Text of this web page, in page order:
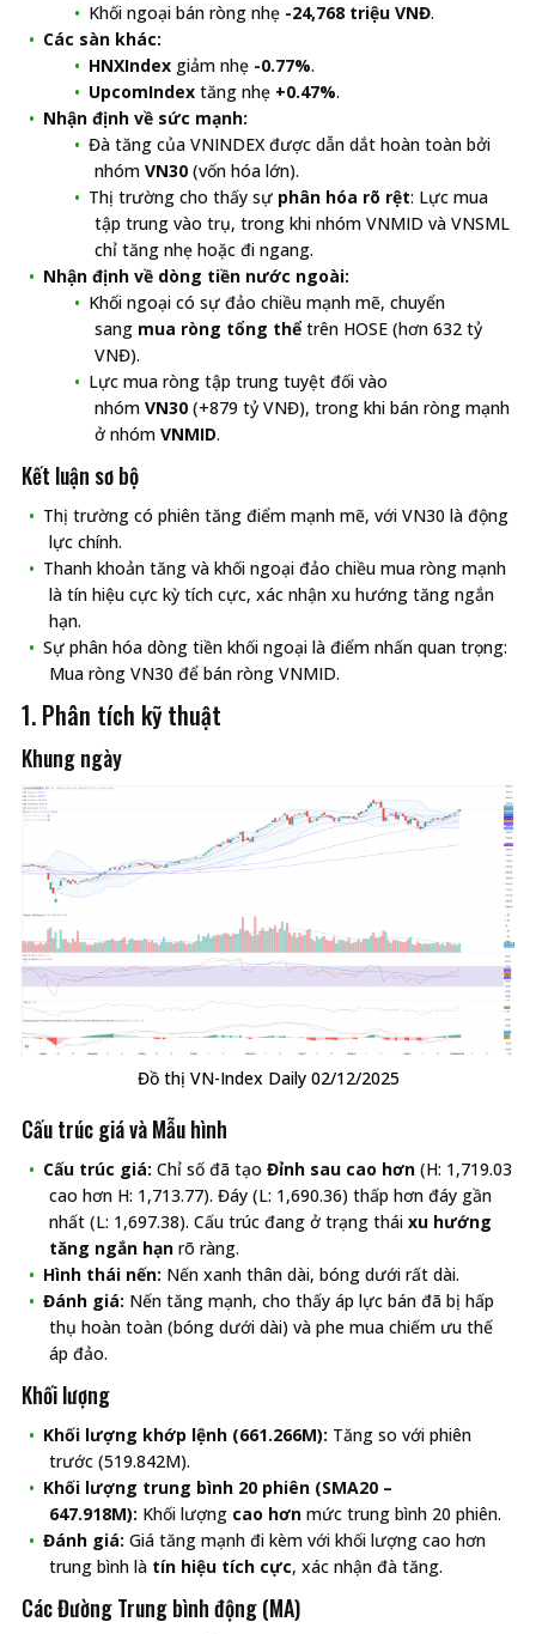
Khối ngoại bán ròng nhẹ -24,768 triệu VNĐ.
Các sàn khác:
HNXIndex giảm nhẹ -0.77%.
UpcomIndex tăng nhẹ +0.47%.
Nhận định về sức mạnh:
Đà tăng của VNINDEX được dẫn dắt hoàn toàn bởi
nhóm VN30 (vốn hóa lớn).
Thị trường cho thấy sự phân hóa rõ rệt: Lực mua
tập trung vào trụ, trong khi nhóm VNMID và VNSML
chỉ tăng nhẹ hoặc đi ngang.
Nhận định về dòng tiền nước ngoài:
Khối ngoại có sự đảo chiều mạnh mẽ, chuyển
sang mua ròng tổng thể trên HOSE (hơn 632 tỷ
VNĐ).
Lực mua ròng tập trung tuyệt đối vào
nhóm VN30 (+879 tỷ VNĐ), trong khi bán ròng mạnh
ở nhóm VNMID.
Kết luận sơ bộ
Thị trường có phiên tăng điểm mạnh mẽ, với VN30 là động
lực chính.
Thanh khoản tăng và khối ngoại đảo chiều mua ròng mạnh
là tín hiệu cực kỳ tích cực, xác nhận xu hướng tăng ngắn
hạn.
Sự phân hóa dòng tiền khối ngoại là điểm nhấn quan trọng:
Mua ròng VN30 để bán ròng VNMID.
1. Phân tích kỹ thuật
Khung ngày
Đồ thị VN-Index Daily 02/12/2025
Cấu trúc giá và Mẫu hình
Cấu trúc giá: Chỉ số đã tạo Đỉnh sau cao hơn (H: 1,719.03
cao hơn H: 1,713.77). Đáy (L: 1,690.36) thấp hơn đáy gần
nhất (L: 1,697.38). Cấu trúc đang ở trạng thái xu hướng
tăng ngắn hạn rõ ràng.
Hình thái nến: Nến xanh thân dài, bóng dưới rất dài.
Đánh giá: Nến tăng mạnh, cho thấy áp lực bán đã bị hấp
thụ hoàn toàn (bóng dưới dài) và phe mua chiếm ưu thế
áp đảo.
Khối lượng
Khối lượng khớp lệnh (661.266M): Tăng so với phiên
trước (519.842M).
Khối lượng trung bình 20 phiên (SMA20 –
647.918M): Khối lượng cao hơn mức trung bình 20 phiên.
Đánh giá: Giá tăng mạnh đi kèm với khối lượng cao hơn
trung bình là tín hiệu tích cực, xác nhận đà tăng.
Các Đường Trung bình động (MA)